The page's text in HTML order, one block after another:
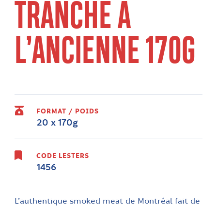
TRANCHÉ À
L’ANCIENNE 170G
FORMAT / POIDS
20 x 170g
CODE LESTERS
1456
L’authentique smoked meat de Montréal fait de